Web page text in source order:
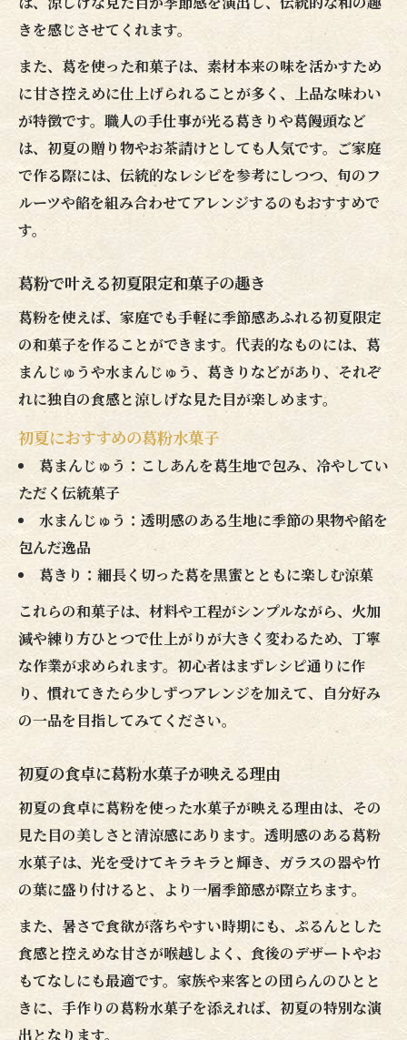
葛粉デザートの味を引き立てる裏ワザ
葛粉を使った和菓子レシピの選び方
葛粉の保存と使い方で差がつく水菓子
本格水菓子を楽しむ初夏の葛レシピ集
初夏にぴったりな葛粉和菓子レシピ集
葛粉で仕上げる水菓子の本格レシピ紹介
家庭で作れる初夏限定葛粉和菓子の魅力
葛粉デザートのアレンジレシピ実践例
葛粉レシピで広がる初夏の和菓子体験
きを感じさせてくれます。
また、葛を使った和菓子は、素材本来の味を活かすため
に甘さ控えめに仕上げられることが多く、上品な味わい
が特徴です。職人の手仕事が光る葛きりや葛饅頭など
は、初夏の贈り物やお茶請けとしても人気です。ご家庭
で作る際には、伝統的なレシピを参考にしつつ、旬のフ
ルーツや餡を組み合わせてアレンジするのもおすすめで
す。
葛粉で叶える初夏限定和菓子の趣き
葛粉を使えば、家庭でも手軽に季節感あふれる初夏限定
の和菓子を作ることができます。代表的なものには、葛
まんじゅうや水まんじゅう、葛きりなどがあり、それぞ
れに独自の食感と涼しげな見た目が楽しめます。
初夏におすすめの葛粉水菓子
葛まんじゅう：こしあんを葛生地で包み、冷やしてい
ただく伝統菓子
水まんじゅう：透明感のある生地に季節の果物や餡を
包んだ逸品
葛きり：細長く切った葛を黒蜜とともに楽しむ涼菓
これらの和菓子は、材料や工程がシンプルながら、火加
減や練り方ひとつで仕上がりが大きく変わるため、丁寧
な作業が求められます。初心者はまずレシピ通りに作
り、慣れてきたら少しずつアレンジを加えて、自分好み
の一品を目指してみてください。
初夏の食卓に葛粉水菓子が映える理由
初夏の食卓に葛粉を使った水菓子が映える理由は、その
見た目の美しさと清涼感にあります。透明感のある葛粉
水菓子は、光を受けてキラキラと輝き、ガラスの器や竹
の葉に盛り付けると、より一層季節感が際立ちます。
また、暑さで食欲が落ちやすい時期にも、ぷるんとした
食感と控えめな甘さが喉越しよく、食後のデザートやお
もてなしにも最適です。家族や来客との団らんのひとと
きに、手作りの葛粉水菓子を添えれば、初夏の特別な演
出となります。